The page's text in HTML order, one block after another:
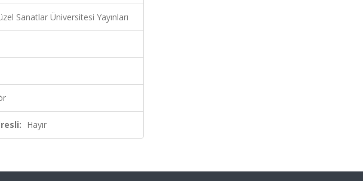
Sanatlar Üniversitesi Yayınları
Hayır